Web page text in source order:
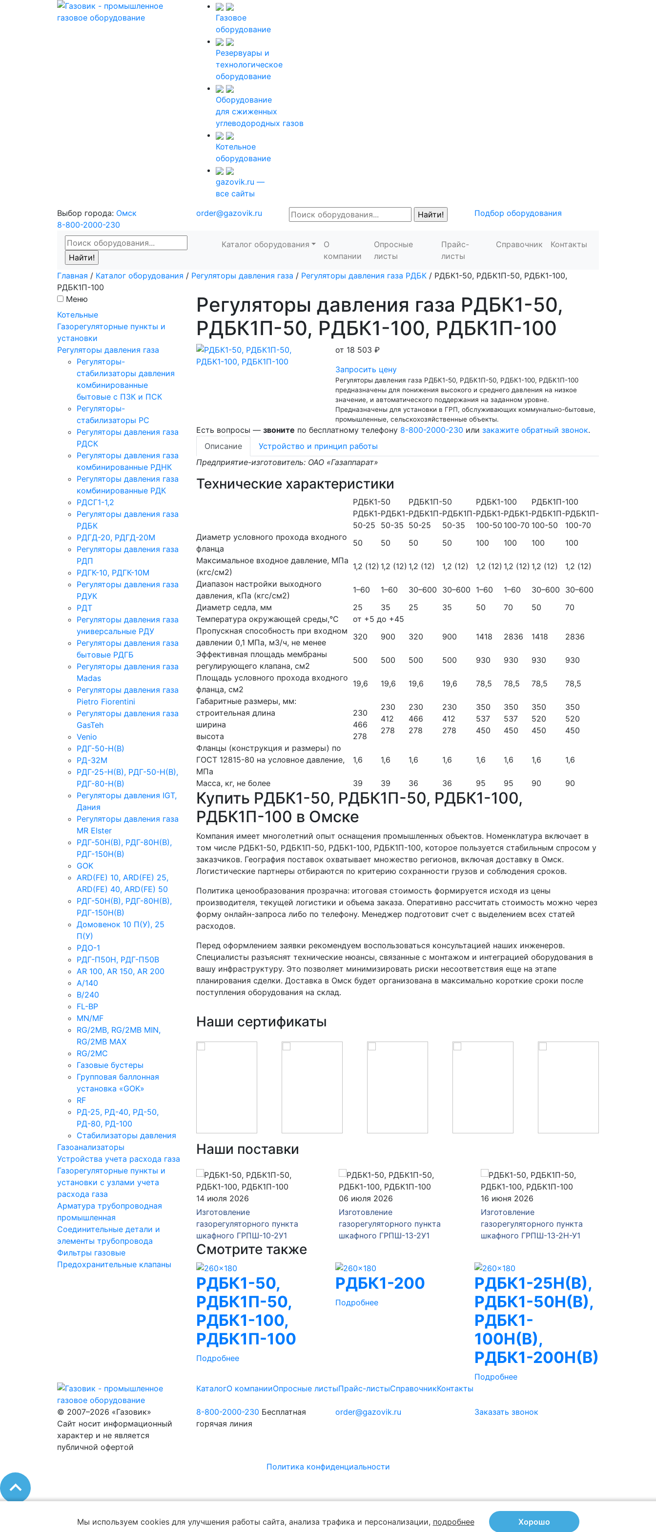
Газовое
оборудование
Резервуары и
технологическое
оборудование
Оборудование
для сжиженных
углеводородных газов
Котельное
оборудование
gazovik.ru —
все сайты
Выбор города: Омск
8-800-2000-230
order@gazovik.ru Подбор оборудования
Каталог оборудования
О
компании
Опросные
листы
Прайс-
листы
Справочник Контакты
Главная / Каталог оборудования / Регуляторы давления газа / Регуляторы давления газа РДБК / РДБК1-50, РДБК1П-50, РДБК1-100,
РДБК1П-100
Меню
Котельные
Газорегуляторные пункты и
установки
Регуляторы давления газа
Регуляторы-
стабилизаторы давления
комбинированные
бытовые с ПЗК и ПСК
Регуляторы-
стабилизаторы РС
Регуляторы давления газа
РДСК
Регуляторы давления газа
комбинированные РДНК
Регуляторы давления газа
комбинированные РДК
РДСГ1-1,2
Регуляторы давления газа
РДБК
РДГД-20, РДГД-20М
Регуляторы давления газа
РДП
РДГК-10, РДГК-10М
Регуляторы давления газа
РДУК
РДТ
Регуляторы давления газа
универсальные РДУ
Регуляторы давления газа
бытовые РДГБ
Регуляторы давления газа
Madas
Регуляторы давления газа
Рietro Fiorentini
Регуляторы давления газа
GasTeh
Venio
РДГ-50-Н(В)
РД-32М
РДГ-25-Н(В), РДГ-50-Н(В),
РДГ-80-Н(В)
Регуляторы давления IGT,
Дания
Регуляторы давления газа
MR Elster
РДГ-50Н(В), РДГ-80Н(В),
РДГ-150Н(В)
GOK
ARD(FE) 10, ARD(FE) 25,
ARD(FE) 40, ARD(FE) 50
РДГ-50Н(В), РДГ-80Н(В),
РДГ-150Н(В)
Домовенок 10 П(У), 25
П(У)
РДО-1
РДГ-П50Н, РДГ-П50В
AR 100, AR 150, AR 200
A/140
B/240
FL-BP
MN/MF
RG/2MB, RG/2MB MIN,
RG/2MB MAX
RG/2MC
Газовые бустеры
Групповая баллонная
установка «GOK»
RF
РД-25, РД-40, РД-50,
РД-80, РД-100
Стабилизаторы давления
Газоанализаторы
Устройства учета расхода газа
Газорегуляторные пункты и
установки с узлами учета
расхода газа
Арматура трубопроводная
промышленная
Соединительные детали и
элементы трубопровода
Фильтры газовые
Предохранительные клапаны
Регуляторы давления газа РДБК1-50,
РДБК1П-50, РДБК1-100, РДБК1П-100
от 18 503 ₽
Запросить цену
Регуляторы давления газа РДБК1-50, РДБК1П-50, РДБК1-100, РДБК1П-100
предназначены для понижения высокого и среднего давления на низкое
значение, и автоматического поддержания на заданном уровне.
Предназначены для установки в ГРП, обслуживающих коммунально-бытовые,
промышленные, сельскохозяйственные объекты.
Есть вопросы — звоните по бесплатному телефону 8-800-2000-230 или закажите обратный звонок.
Описание
Устройство и принцип работы
Предприятие-изготовитель: ОАО «Газаппарат»
Технические характеристики
РДБК1-50 РДБК1П-50 РДБК1-100
РДБК1П-100
РДБК1-
50-25
РДБК1-
50-35
РДБК1П-
50-25
РДБК1П-
50-35
РДБК1-
100-50
РДБК1-
100-70
РДБК1П-
100-50
РДБК1П-
100-70
Диаметр условного прохода входного
фланца
50 50 50 50 100 100 100
100
Максимальное входное давление, МПа
(кгс/см2)
1,2 (12) 1,2 (12) 1,2 (12) 1,2 (12) 1,2 (12) 1,2 (12) 1,2 (12)
1,2 (12)
Диапазон настройки выходного
давления, кПа (кгс/см2)
1–60 1–60 30–600 30–600 1–60 1–60 30–600
30–600
Диаметр седла, мм
25 35 25 35 50 70 50
70
Температура окружающей среды,°С
от +5 до +45
Пропускная способность при входном
давлении 0,1 МПа, м3/ч, не менее
320 900 320 900 1418 2836 1418
2836
Эффективная площадь мембраны
регулирующего клапана, см2
500 500 500 500 930 930 930
930
Площадь условного прохода входного
фланца, см2
19,6 19,6 19,6 19,6 78,5 78,5 78,5
78,5
Габаритные размеры, мм:
строительная длина
ширина
высота
230
466
278
230
412
278
230
466
278
230
412
278
350
537
450
350
537
450
350
520
450
350
520
450
Фланцы (конструкция и размеры) по
ГОСТ 12815-80 на условное давление,
МПа
1,6 1,6 1,6 1,6 1,6 1,6 1,6 1,6
Масса, кг, не более 39 39 36 36 95 95 90 90
Купить РДБК1-50, РДБК1П-50, РДБК1-100,
РДБК1П-100 в Омске
Компания имеет многолетний опыт оснащения промышленных объектов. Номенклатура включает в
том числе РДБК1-50, РДБК1П-50, РДБК1-100, РДБК1П-100, которое пользуется стабильным спросом у
заказчиков. География поставок охватывает множество регионов, включая доставку в Омск.
Логистические партнеры отбираются по критерию сохранности грузов и соблюдения сроков.
Политика ценообразования прозрачна: итоговая стоимость формируется исходя из цены
производителя, текущей логистики и объема заказа. Оперативно рассчитать стоимость можно через
форму онлайн-запроса либо по телефону. Менеджер подготовит счет с выделением всех статей
расходов.
Перед оформлением заявки рекомендуем воспользоваться консультацией наших инженеров.
Специалисты разъяснят технические нюансы, связанные с монтажом и интеграцией оборудования в
вашу инфраструктуру. Это позволяет минимизировать риски несоответствия еще на этапе
планирования сделки. Доставка в Омск будет организована в максимально короткие сроки после
поступления оборудования на склад.
Наши сертификаты
Наши поставки
14 июля 2026
Изготовление
газорегуляторного пункта
шкафного ГРПШ-10-2У1
06 июля 2026
Изготовление
газорегуляторного пункта
шкафного ГРПШ-13-2У1
16 июня 2026
Изготовление
газорегуляторного пункта
шкафного ГРПШ-13-2Н-У1
04 июня 2026
Изготовление и отгрузка
газорегуляторного пункта
ГРПШ-РДНК-1000/2
Смотрите также
РДБК1-50,
РДБК1П-50,
РДБК1-100,
РДБК1П-100
Подробнее
РДБК1-200
Подробнее
РДБК1-25Н(В),
РДБК1-50Н(В),
РДБК1-
100Н(В),
РДБК1-200Н(В)
Подробнее
КаталогО компанииОпросные листыПрайс-листыСправочникКонтакты
© 2007–2026 «Газовик»
Сайт носит информационный
характер и не является
публичной офертой
8-800-2000-230 Бесплатная
горячая линия
order@gazovik.ru Заказать звонок
Политика конфиденциальности
Мы используем cookies для улучшения работы сайта, анализа трафика и персонализации, подробнее Хорошо